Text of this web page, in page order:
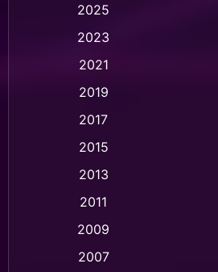
Animation แอนิเมชัน
Animation แอนิเมชั่น
2025
2023
2021
2019
2017
2015
2013
2011
2009
2007